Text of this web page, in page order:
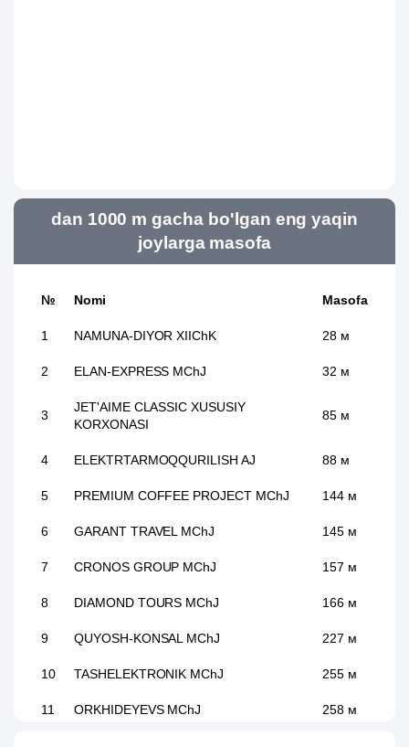
dan 1000 m gacha bo'lgan eng yaqin
joylarga masofa
№ Nomi Masofa
1 NAMUNA-DIYOR XIIChK 28 м
2 ELAN-EXPRESS MChJ 32 м
3
JET'AIME CLASSIC XUSUSIY
KORXONASI
85 м
4 ELEKTRTARMOQQURILISH AJ 88 м
5 PREMIUM COFFEE PROJECT MChJ 144 м
6 GARANT TRAVEL MChJ 145 м
7 CRONOS GROUP MChJ 157 м
8 DIAMOND TOURS MChJ 166 м
9 QUYOSH-KONSAL MChJ 227 м
10 TASHELEKTRONIK MChJ 255 м
11 ORKHIDEYEVS MChJ 258 м